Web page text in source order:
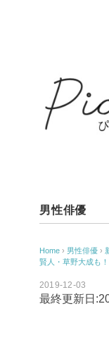
男性俳優
Home › 男性俳優 ›
賢人・草野大成も！
2019-12-03
最終更新日